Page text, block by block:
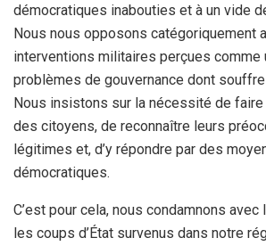
démocratiques inabouties et à un vide
Nous nous opposons catégoriquement
interventions militaires perçues comme
problèmes de gouvernance dont
Nous insistons sur la nécessité de faire
des citoyens, de reconnaître leurs
légitimes et, d’y répondre par des
démocratiques.
C’est pour cela, nous condamnons
les coups d’État survenus dans notre